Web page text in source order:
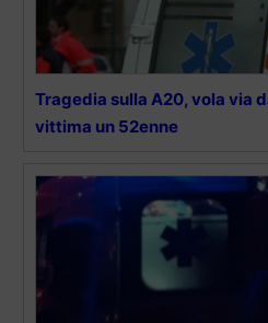
Tragedia sulla A20, vola via
vittima un 52enne